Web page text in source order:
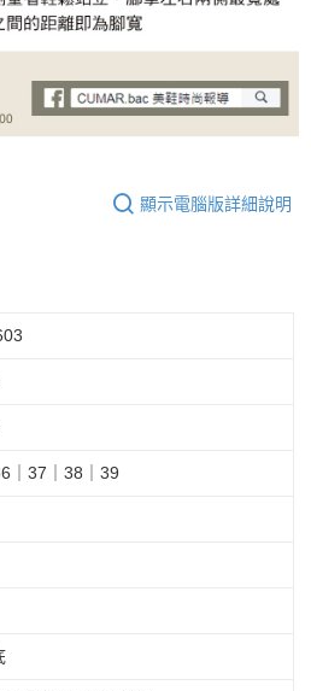
顯示電腦版詳細說明
｜37｜38｜39